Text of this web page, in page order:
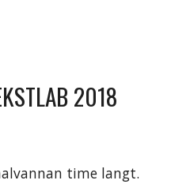
2018
time langt.